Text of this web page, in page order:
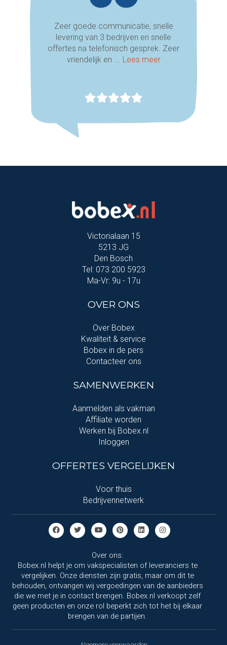
Zeer goede communicatie, snelle
levering van 3 bedrijven en snelle
offertes na telefonisch gesprek. Zeer
vriendelijk en ... Lees meer
Victorialaan 15
5213 JG
Den Bosch
Tel: 073 200 5923
Ma-Vr: 9u - 17u
OVER ONS
Over Bobex
Kwaliteit & service
Bobex in de pers
Contacteer ons
SAMENWERKEN
Aanmelden als vakman
Affiliate worden
Werken bij Bobex.nl
Inloggen
OFFERTES VERGELIJKEN
Voor thuis
Bedrijvennetwerk
Over ons:
Bobex.nl helpt je om vakspecialisten of leveranciers te
vergelijken. Onze diensten zijn gratis, maar om dit te
behouden, ontvangen wij vergoedingen van de aanbieders
die we met je in contact brengen. Bobex.nl verkoopt zelf
geen producten en onze rol beperkt zich tot het bij elkaar
brengen van de partijen.